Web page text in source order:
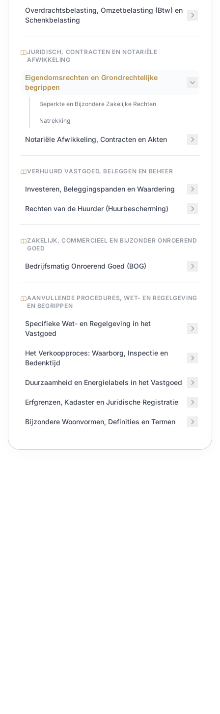
Overdrachtsbelasting, Omzetbelasting (Btw) en
Schenkbelasting
JURIDISCH, CONTRACTEN EN NOTARIËLE
AFWIKKELING
Eigendomsrechten en Grondrechtelijke
begrippen
Beperkte en Bijzondere Zakelijke Rechten
Natrekking
Notariële Afwikkeling, Contracten en Akten
VERHUURD VASTGOED, BELEGGEN EN BEHEER
Investeren, Beleggingspanden en Waardering
Rechten van de Huurder (Huurbescherming)
ZAKELIJK, COMMERCIEEL EN BIJZONDER ONROEREND
GOED
Bedrijfsmatig Onroerend Goed (BOG)
AANVULLENDE PROCEDURES, WET- EN REGELGEVING
EN BEGRIPPEN
Specifieke Wet- en Regelgeving in het
Vastgoed
Het Verkoopproces: Waarborg, Inspectie en
Bedenktijd
Duurzaamheid en Energielabels in het Vastgoed
Erfgrenzen, Kadaster en Juridische Registratie
Bijzondere Woonvormen, Definities en Termen